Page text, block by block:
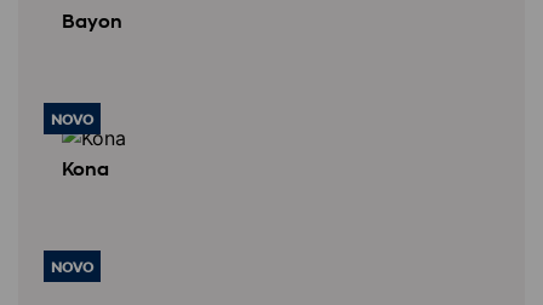
Bayon
NOVO
Kona
NOVO